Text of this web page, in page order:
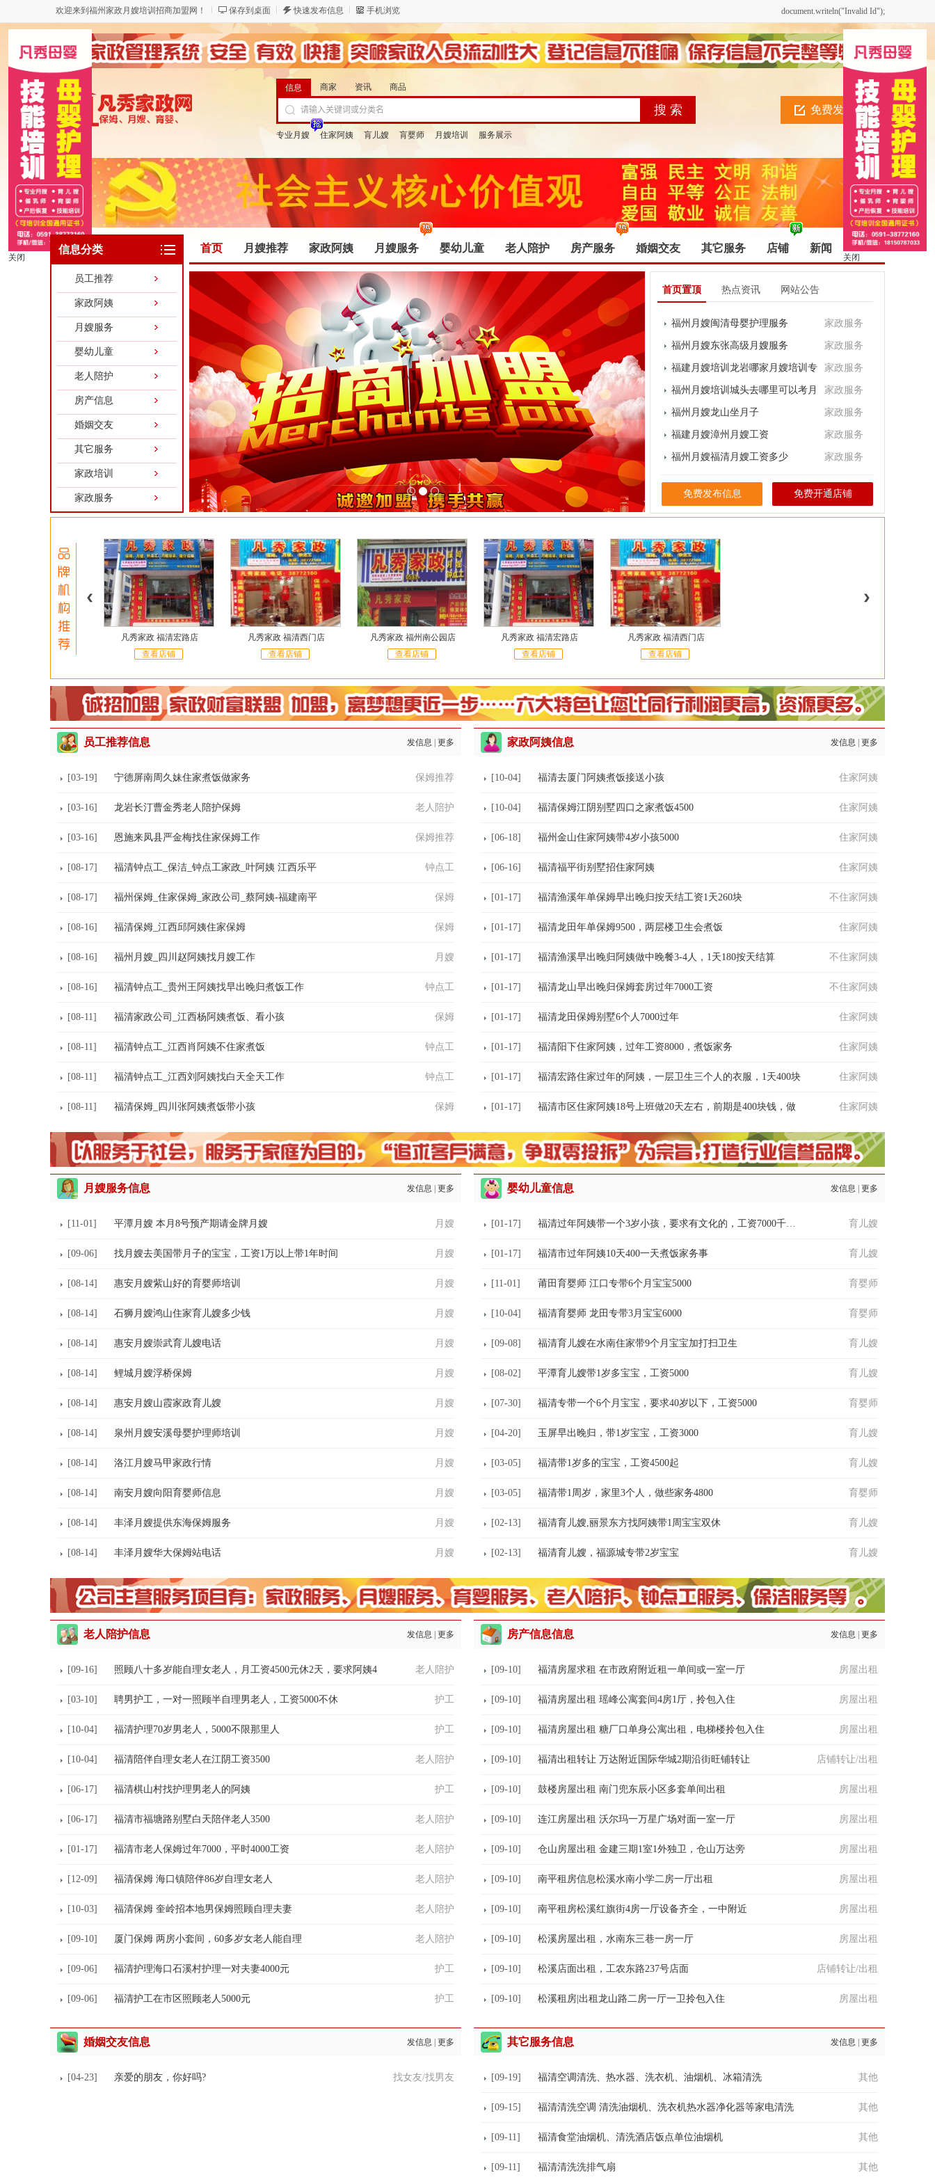
欢迎来到福州家政月嫂培训招商加盟网！ 保存到桌面 快速发布信息 手机浏览 document.writeln("Invalid Id");
免费发布信息
信息 商家 资讯 商品
专业月嫂 住家阿姨 肓儿嫂 肓婴师 月嫂培训 服务展示
信息分类
员工推荐
家政阿姨
月嫂服务
婴幼儿童
老人陪护
房产信息
婚姻交友
其它服务
家政培训
家政服务
首页 月嫂推荐 家政阿姨 月嫂服务 婴幼儿童 老人陪护 房产服务 婚姻交友 其它服务 店铺 新闻
首页置顶 热点资讯 网站公告
福州月嫂闽清母婴护理服务 家政服务
公司
福州月嫂东张高级月嫂服务 家政服务
公司
福建月嫂培训龙岩哪家月嫂培训专
业
家政服务
公司
福州月嫂培训城头去哪里可以考月
嫂证
家政服务
公司
福州月嫂龙山坐月子 家政服务
公司
福建月嫂漳州月嫂工资 家政服务
公司
福州月嫂福清月嫂工资多少 家政服务
免费发布信息
免费开通店铺
家政 福州南公园店
凡秀家政 福清宏路店
查看店铺
凡秀家政 福清西门店
查看店铺
凡秀家政 福州南公园店
查看店铺
凡秀家政 福清宏路店
查看店铺
凡秀家政 福清西门店
查看店铺
员工推荐信息 发信息 更多
[03-19] 宁德屏南周久妹住家煮饭做家务 保姆推荐
[03-16] 龙岩长汀曹金秀老人陪护保姆 老人陪护
[03-16] 恩施来凤县严金梅找住家保姆工作 保姆推荐
[08-17] 福清钟点工_保洁_钟点工家政_叶阿姨 江西乐平 钟点工
[08-17] 福州保姆_住家保姆_家政公司_蔡阿姨-福建南平 保姆
[08-16] 福清保姆_江西邱阿姨住家保姆 保姆
[08-16] 福州月嫂_四川赵阿姨找月嫂工作 月嫂
[08-16] 福清钟点工_贵州王阿姨找早出晚归煮饭工作 钟点工
[08-11] 福清家政公司_江西杨阿姨煮饭、看小孩 保姆
[08-11] 福清钟点工_江西肖阿姨不住家煮饭 钟点工
[08-11] 福清钟点工_江西刘阿姨找白天全天工作 钟点工
[08-11] 福清保姆_四川张阿姨煮饭带小孩 保姆
家政阿姨信息 发信息 更多
[10-04] 福清去厦门阿姨煮饭接送小孩 住家阿姨
[10-04] 福清保姆江阴别墅四口之家煮饭4500 住家阿姨
[06-18] 福州金山住家阿姨带4岁小孩5000 住家阿姨
[06-16] 福清福平街别墅招住家阿姨 住家阿姨
[01-17] 福清渔溪年单保姆早出晚归按天结工资1天260块 不住家阿姨
[01-17] 福清龙田年单保姆9500，两层楼卫生会煮饭 住家阿姨
[01-17] 福清渔溪早出晚归阿姨做中晚餐3-4人，1天180按天结算 不住家阿姨
[01-17] 福清龙山早出晚归保姆套房过年7000工资 不住家阿姨
[01-17] 福清龙田保姆别墅6个人7000过年 住家阿姨
[01-17] 福清阳下住家阿姨，过年工资8000，煮饭家务 住家阿姨
[01-17] 福清宏路住家过年的阿姨，一层卫生三个人的衣服，1天400块 住家阿姨
[01-17] 福清市区住家阿姨18号上班做20天左右，前期是400块钱，做 住家阿姨
月嫂服务信息 发信息 更多
[11-01] 平潭月嫂 本月8号预产期请金牌月嫂 月嫂
[09-06] 找月嫂去美国带月子的宝宝，工资1万以上带1年时间 月嫂
[08-14] 惠安月嫂紫山好的育婴师培训 月嫂
[08-14] 石狮月嫂鸿山住家育儿嫂多少钱 月嫂
[08-14] 惠安月嫂崇武育儿嫂电话 月嫂
[08-14] 鲤城月嫂浮桥保姆 月嫂
[08-14] 惠安月嫂山霞家政育儿嫂 月嫂
[08-14] 泉州月嫂安溪母婴护理师培训 月嫂
[08-14] 洛江月嫂马甲家政行情 月嫂
[08-14] 南安月嫂向阳育婴师信息 月嫂
[08-14] 丰泽月嫂提供东海保姆服务 月嫂
[08-14] 丰泽月嫂华大保姆站电话 月嫂
婴幼儿童信息 发信息 更多
[01-17] 福清过年阿姨带一个3岁小孩，要求有文化的，工资7000千地址 育儿嫂
[01-17] 福清市过年阿姨10天400一天煮饭家务事 育儿嫂
[11-01] 莆田育婴师 江口专带6个月宝宝5000 育婴师
[10-04] 福清育婴师 龙田专带3月宝宝6000 育婴师
[09-08] 福清育儿嫂在水南住家带9个月宝宝加打扫卫生 育儿嫂
[08-02] 平潭育儿嫂带1岁多宝宝，工资5000 育儿嫂
[07-30] 福清专带一个6个月宝宝，要求40岁以下，工资5000 育婴师
[04-20] 玉屏早出晚归，带1岁宝宝，工资3000 育儿嫂
[03-05] 福清带1岁多的宝宝，工资4500起 育儿嫂
[03-05] 福清带1周岁，家里3个人，做些家务4800 育婴师
[02-13] 福清育儿嫂,丽景东方找阿姨带1周宝宝双休 育儿嫂
[02-13] 福清育儿嫂，福源城专带2岁宝宝 育儿嫂
老人陪护信息 发信息 更多
[09-16] 照顾八十多岁能自理女老人，月工资4500元休2天，要求阿姨4 老人陪护
[03-10] 聘男护工，一对一照顾半自理男老人，工资5000不休 护工
[10-04] 福清护理70岁男老人，5000不限那里人 护工
[10-04] 福清陪伴自理女老人在江阴工资3500 老人陪护
[06-17] 福清棋山村找护理男老人的阿姨 护工
[06-17] 福清市福塘路别墅白天陪伴老人3500 老人陪护
[01-17] 福清市老人保姆过年7000，平时4000工资 老人陪护
[12-09] 福清保姆 海口镇陪伴86岁自理女老人 老人陪护
[10-03] 福清保姆 奎岭招本地男保姆照顾自理夫妻 老人陪护
[09-10] 厦门保姆 两房小套间，60多岁女老人能自理 老人陪护
[09-06] 福清护理海口石溪村护理一对夫妻4000元 护工
[09-06] 福清护工在市区照顾老人5000元 护工
房产信息信息 发信息 更多
[09-10] 福清房屋求租 在市政府附近租一单间或一室一厅 房屋出租
[09-10] 福清房屋出租 瑶峰公寓套间4房1厅，拎包入住 房屋出租
[09-10] 福清房屋出租 糖厂口单身公寓出租，电梯楼拎包入住 房屋出租
[09-10] 福清出租转让 万达附近国际华城2期沿街旺铺转让 店铺转让/出租
[09-10] 鼓楼房屋出租 南门兜东辰小区多套单间出租 房屋出租
[09-10] 连江房屋出租 沃尔玛一万星广场对面一室一厅 房屋出租
[09-10] 仓山房屋出租 金建三期1室1外独卫，仓山万达旁 房屋出租
[09-10] 南平租房信息松溪水南小学二房一厅出租 房屋出租
[09-10] 南平租房松溪红旗街4房一厅设备齐全，一中附近 房屋出租
[09-10] 松溪房屋出租，水南东三巷一房一厅 房屋出租
[09-10] 松溪店面出租，工农东路237号店面 店铺转让/出租
[09-10] 松溪租房|出租龙山路二房一厅一卫拎包入住 房屋出租
婚姻交友信息 发信息 更多
[04-23] 亲爱的朋友，你好吗? 找女友/找男友
其它服务信息 发信息 更多
[09-19] 福清空调清洗、热水器、洗衣机、油烟机、冰箱清洗 其他
[09-15] 福清清洗空调 清洗油烟机、洗衣机热水器净化器等家电清洗 其他
[09-11] 福清食堂油烟机、清洗酒店饭点单位油烟机 其他
[09-11] 福清清洗洗排气扇 其他
关闭 关闭